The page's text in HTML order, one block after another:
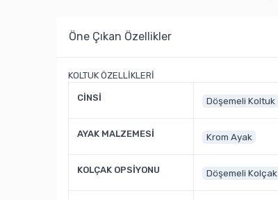
Öne Çıkan Özellikler
KOLTUK ÖZELLİKLERİ
CİNSİ Döşemeli Koltuk
AYAK MALZEMESİ Krom Ayak
KOLÇAK OPSİYONU Döşemeli Kolçak